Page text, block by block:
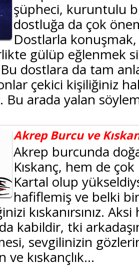
şüpheci, kuruntulu
dostluğa da çok
Dostlarla
gülüp eğlenmek
dostlara da tam
çekici kişiliğiniz
Bu arada yalan
Akrep Burcu ve
Akrep burcunda
Kıskanç, hem de çok
Kartal olup
hafiflemiş ve belki
kıskanırsınız.
kabildir, tki
sevgilinizin
kıskançlık...